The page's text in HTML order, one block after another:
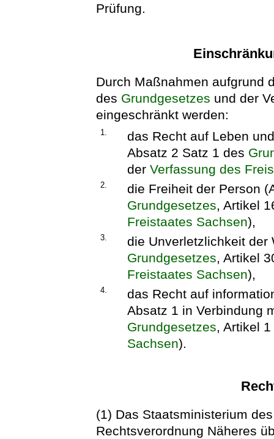
Prüfung.
Durch Maßnahmen aufgrund
des Grundgesetzes und der
eingeschränkt werden:
1.
das Recht auf Leben
Absatz 2 Satz 1 des
derVerfassung des
2.
die Freiheit der Person
Grundgesetzes, Artikel
Freistaates Sachsen),
3.
die Unverletzlichkeit der
Grundgesetzes, Artikel
Freistaates Sachsen),
4.
das Recht auf
Absatz 1 in Verbindung
Grundgesetzes, Artikel
Sachsen).
(1) Das Staatsministerium
Rechtsverordnung Näheres